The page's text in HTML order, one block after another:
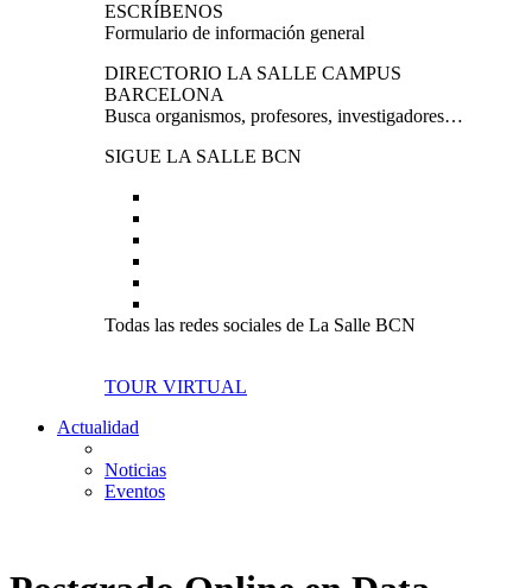
ESCRÍBENOS
Formulario de información general
DIRECTORIO LA SALLE CAMPUS
BARCELONA
Busca organismos, profesores, investigadores…
SIGUE LA SALLE BCN
Todas las redes sociales de La Salle BCN
TOUR VIRTUAL
Actualidad
Noticias
Eventos